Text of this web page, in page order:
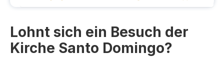
Lohnt sich ein Besuch der
Kirche Santo Domingo?